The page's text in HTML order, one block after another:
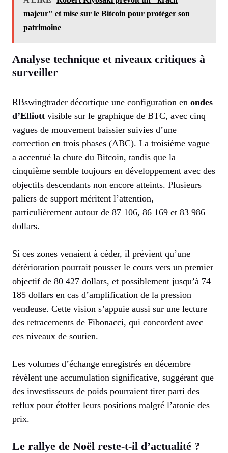
majeur" et mise sur le Bitcoin pour protéger son
patrimoine
Analyse technique et niveaux critiques à
surveiller
RBswingtrader décortique une configuration en ondes
d’Elliott visible sur le graphique de BTC, avec cinq
vagues de mouvement baissier suivies d’une
correction en trois phases (ABC). La troisième vague
a accentué la chute du Bitcoin, tandis que la
cinquième semble toujours en développement avec des
objectifs descendants non encore atteints. Plusieurs
paliers de support méritent l’attention,
particulièrement autour de 87 106, 86 169 et 83 986
dollars.
Si ces zones venaient à céder, il prévient qu’une
détérioration pourrait pousser le cours vers un premier
objectif de 80 427 dollars, et possiblement jusqu’à 74
185 dollars en cas d’amplification de la pression
vendeuse. Cette vision s’appuie aussi sur une lecture
des retracements de Fibonacci, qui concordent avec
ces niveaux de soutien.
Les volumes d’échange enregistrés en décembre
révèlent une accumulation significative, suggérant que
des investisseurs de poids pourraient tirer parti des
reflux pour étoffer leurs positions malgré l’atonie des
prix.
Le rallye de Noël reste-t-il d’actualité ?